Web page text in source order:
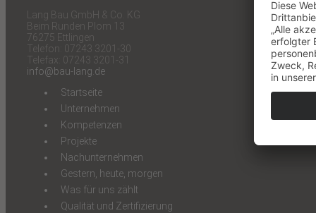
Lang Bau GmbH & Co. KG
Beim Runden Plom 13
76275 Ettlingen
Telefon: 07243 3201-30
Telefax: 07243 3201-31
info@bau-lang.de
Startseite
Unternehmen
Kompetenzen
Projekte
Nachunternehmen
Gestern, heute, morgen
Was für uns zählt
Qualität und Zertifizierung